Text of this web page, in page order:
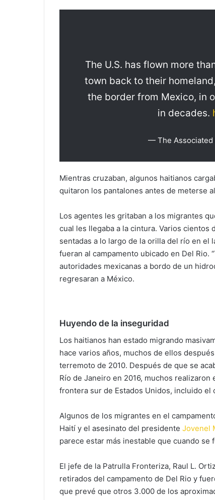
The U.S. has flown more
town back to their
the border from Mexico, in
in decades.
— The Associated
Mientras cruzaban, algunos haitianos
quitaron los pantalones antes de meterse
Los agentes les gritaban a los migrantes
cual les llegaba a la cintura. Varios cientos
sentadas a lo largo de la orilla del río en
fueran al campamento ubicado en Del Rio.
autoridades mexicanas a bordo de un
regresaran a México.
Huyendo de la inseguridad
Los haitianos han estado migrando
hace varios años, muchos de ellos
terremoto de 2010. Después de que se
Río de Janeiro en 2016, muchos
frontera sur de Estados Unidos, incluido el
Algunos de los migrantes en el
Haití y el asesinato del presidente Jovenel
parece estar más inestable que cuando se
El jefe de la Patrulla Fronteriza, Raul L.
retirados del campamento de Del Rio y
que prevé que otros 3.000 de los